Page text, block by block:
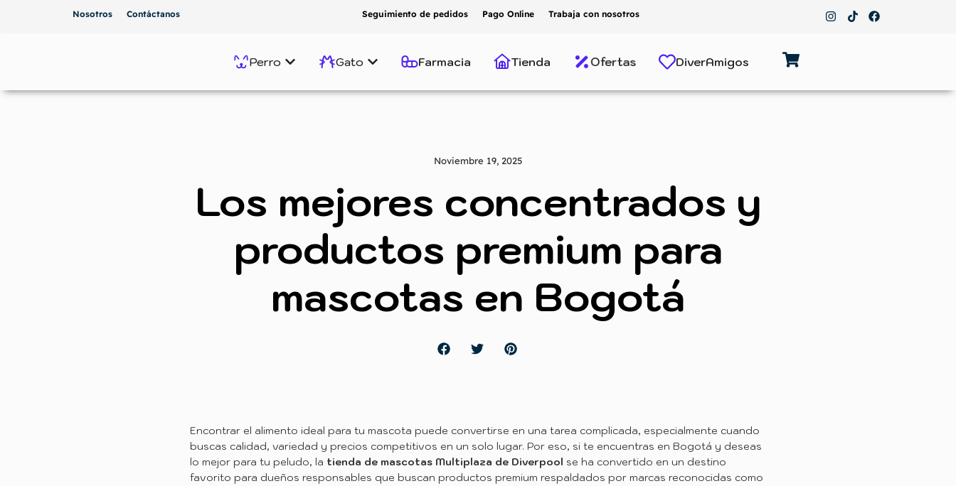
Nosotros Contáctanos Seguimiento de pedidos Pago Online Trabaja con nosotros
Perro Gato Farmacia Tienda Ofertas DiverAmigos
Noviembre 19, 2025
Los mejores concentrados y
productos premium para
mascotas en Bogotá
Encontrar el alimento ideal para tu mascota puede convertirse en una tarea complicada, especialmente cuando
buscas calidad, variedad y precios competitivos en un solo lugar. Por eso, si te encuentras en Bogotá y deseas
lo mejor para tu peludo, la tienda de mascotas Multiplaza de Diverpool se ha convertido en un destino
favorito para dueños responsables que buscan productos premium respaldados por marcas reconocidas como